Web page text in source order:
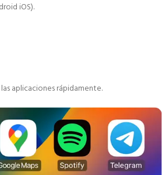
iOS).
aplicaciones rápidamente.